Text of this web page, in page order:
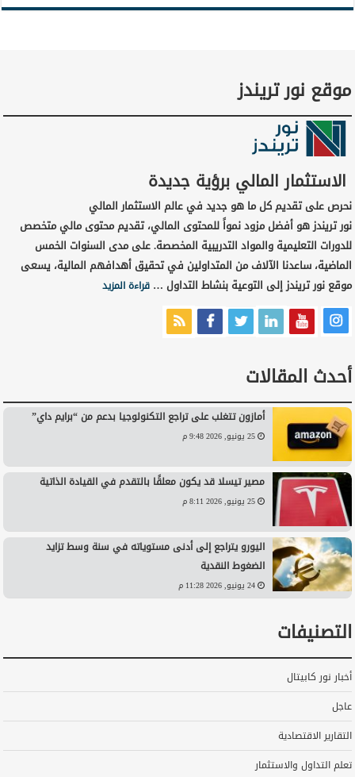
موقع نور تريندز
الاستثمار المالي برؤية جديدة
نحرص على تقديم كل ما هو جديد في عالم الاستثمار المالي
نور تريندز هو أفضل مزود نمواً للمحتوى المالي، تقديم محتوى مالي متخصص
للدورات التعليمية والمواد التدريبية المخصصة. على مدى السنوات الخمس
الماضية، ساعدنا الآلاف من المتداولين في تحقيق أهدافهم المالية، يسعى
موقع نور تريندز إلى التوعية بنشاط التداول …قراءة المزيد
أحدث المقالات
أمازون تتغلب على تراجع التكنولوجيا بدعم من “برايم داي”
25 يونيو, 2026 9:48 م
مصير تيسلا قد يكون معلقًا بالتقدم في القيادة الذاتية
25 يونيو, 2026 8:11 م
اليورو يتراجع إلى أدنى مستوياته في سنة وسط تزايد
الضغوط النقدية
24 يونيو, 2026 11:28 م
التصنيفات
أخبار نور كابيتال
عاجل
التقارير الاقتصادية
تعلم التداول والاستثمار